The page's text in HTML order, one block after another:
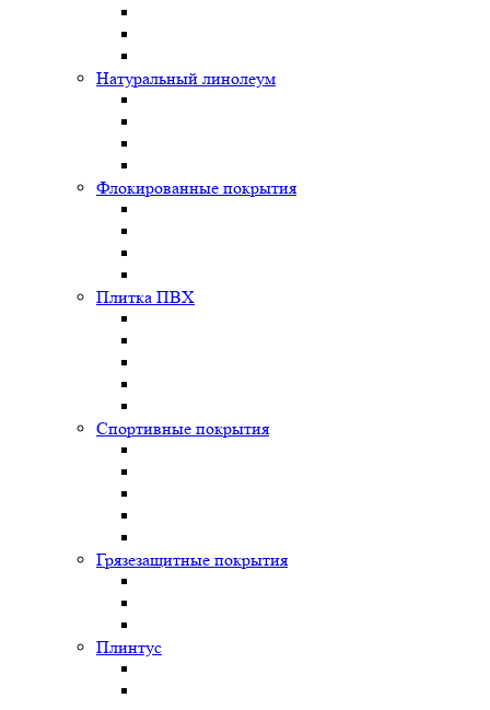
Натуральный линолеум
Флокированные покрытия
Плитка ПВХ
Спортивные покрытия
Грязезащитные покрытия
Плинтус